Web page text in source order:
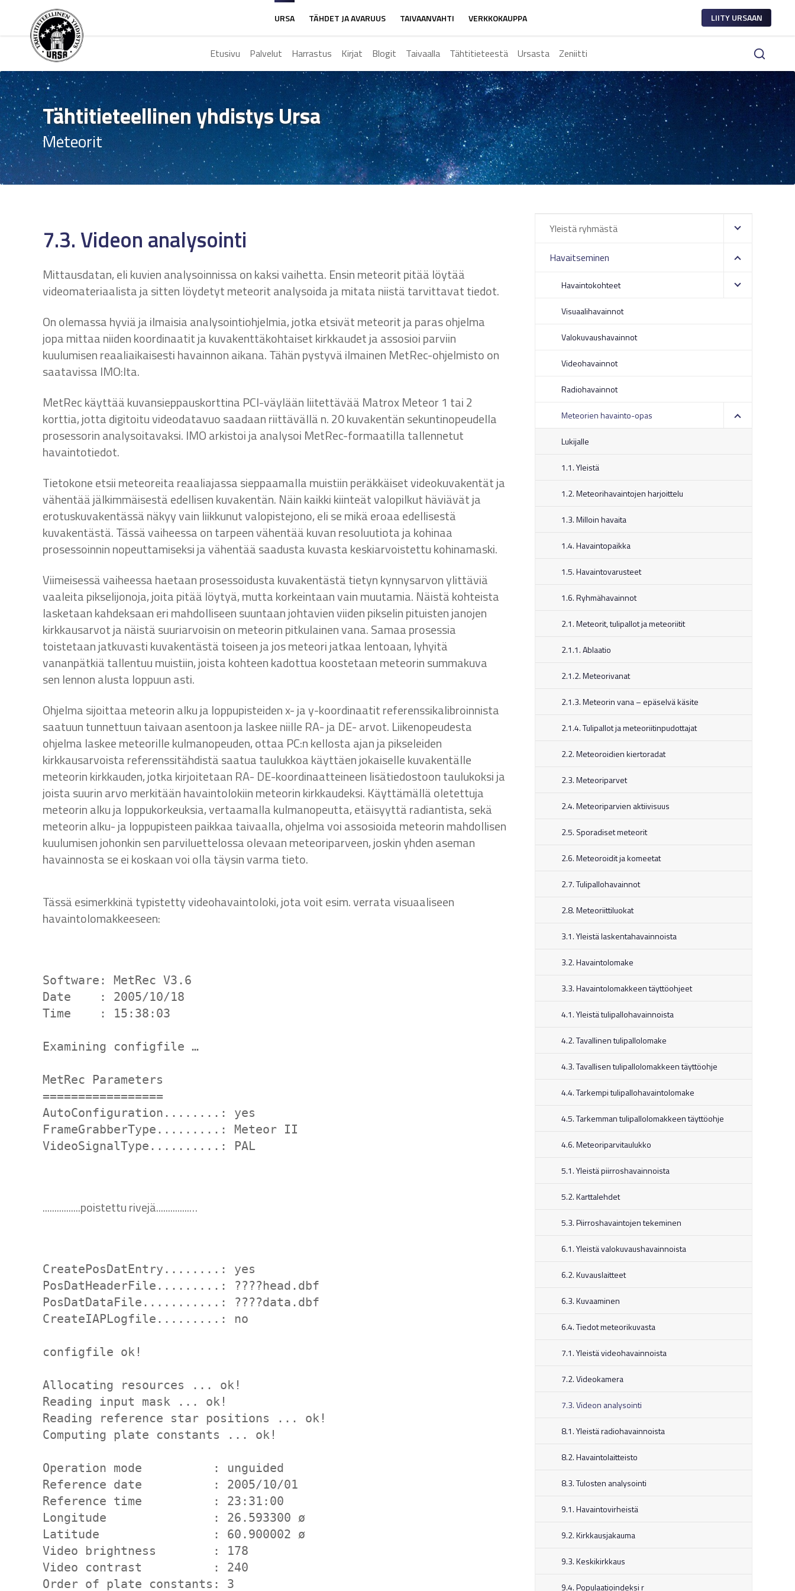
LIITY URSAAN
URSA TÄHDET JA AVARUUS TAIVAANVAHTI VERKKOKAUPPA
Etusivu Palvelut Harrastus Kirjat Blogit Taivaalla Tähtitieteestä Ursasta Zeniitti
Tähtitieteellinen yhdistys Ursa
Meteorit
7.3. Videon analysointi
Mittausdatan, eli kuvien analysoinnissa on kaksi vaihetta. Ensin meteorit pitää löytää
videomateriaalista ja sitten löydetyt meteorit analysoida ja mitata niistä tarvittavat tiedot.
On olemassa hyviä ja ilmaisia analysointiohjelmia, jotka etsivät meteorit ja paras ohjelma
jopa mittaa niiden koordinaatit ja kuvakenttäkohtaiset kirkkaudet ja assosioi parviin
kuulumisen reaaliaikaisesti havainnon aikana. Tähän pystyvä ilmainen MetRec-ohjelmisto on
saatavissa IMO:lta.
MetRec käyttää kuvansieppauskorttina PCI-väylään liitettävää Matrox Meteor 1 tai 2
korttia, jotta digitoitu videodatavuo saadaan riittävällä n. 20 kuvakentän sekuntinopeudella
prosessorin analysoitavaksi. IMO arkistoi ja analysoi MetRec-formaatilla tallennetut
havaintotiedot.
Tietokone etsii meteoreita reaaliajassa sieppaamalla muistiin peräkkäiset videokuvakentät ja
vähentää jälkimmäisestä edellisen kuvakentän. Näin kaikki kiinteät valopilkut häviävät ja
erotuskuvakentässä näkyy vain liikkunut valopistejono, eli se mikä eroaa edellisestä
kuvakentästä. Tässä vaiheessa on tarpeen vähentää kuvan resoluutiota ja kohinaa
prosessoinnin nopeuttamiseksi ja vähentää saadusta kuvasta keskiarvoistettu kohinamaski.
Viimeisessä vaiheessa haetaan prosessoidusta kuvakentästä tietyn kynnysarvon ylittäviä
vaaleita pikselijonoja, joita pitää löytyä, mutta korkeintaan vain muutamia. Näistä kohteista
lasketaan kahdeksaan eri mahdolliseen suuntaan johtavien viiden pikselin pituisten janojen
kirkkausarvot ja näistä suuriarvoisin on meteorin pitkulainen vana. Samaa prosessia
toistetaan jatkuvasti kuvakentästä toiseen ja jos meteori jatkaa lentoaan, lyhyitä
vananpätkiä tallentuu muistiin, joista kohteen kadottua koostetaan meteorin summakuva
sen lennon alusta loppuun asti.
Ohjelma sijoittaa meteorin alku ja loppupisteiden x- ja y-koordinaatit referenssikalibroinnista
saatuun tunnettuun taivaan asentoon ja laskee niille RA- ja DE- arvot. Liikenopeudesta
ohjelma laskee meteorille kulmanopeuden, ottaa PC:n kellosta ajan ja pikseleiden
kirkkausarvoista referenssitähdistä saatua taulukkoa käyttäen jokaiselle kuvakentälle
meteorin kirkkauden, jotka kirjoitetaan RA- DE-koordinaatteineen lisätiedostoon taulukoksi ja
joista suurin arvo merkitään havaintolokiin meteorin kirkkaudeksi. Käyttämällä oletettuja
meteorin alku ja loppukorkeuksia, vertaamalla kulmanopeutta, etäisyyttä radiantista, sekä
meteorin alku- ja loppupisteen paikkaa taivaalla, ohjelma voi assosioida meteorin mahdollisen
kuulumisen johonkin sen parviluettelossa olevaan meteoriparveen, joskin yhden aseman
havainnosta se ei koskaan voi olla täysin varma tieto.
Tässä esimerkkinä typistetty videohavaintoloki, jota voit esim. verrata visuaaliseen
havaintolomakkeeseen:
Software: MetRec V3.6
Date    : 2005/10/18
Time    : 15:38:03
Examining configfile …
MetRec Parameters
=================
AutoConfiguration........: yes
FrameGrabberType.........: Meteor II
VideoSignalType..........: PAL
................poistettu rivejä..............…
CreatePosDatEntry........: yes
PosDatHeaderFile.........: ????head.dbf
PosDatDataFile...........: ????data.dbf
CreateIAPLogfile.........: no
configfile ok!
Allocating resources ... ok!
Reading input mask ... ok!
Reading reference star positions ... ok!
Computing plate constants ... ok!
Operation mode          : unguided
Reference date          : 2005/10/01
Reference time          : 23:31:00
Longitude               : 26.593300 ø
Latitude                : 60.900002 ø
Video brightness        : 178
Video contrast          : 240
Order of plate constants: 3
Yleistä ryhmästä
Havaitseminen
Havaintokohteet
Visuaalihavainnot
Valokuvaushavainnot
Videohavainnot
Radiohavainnot
Meteorien havainto-opas
Lukijalle
1.1. Yleistä
1.2. Meteorihavaintojen harjoittelu
1.3. Milloin havaita
1.4. Havaintopaikka
1.5. Havaintovarusteet
1.6. Ryhmähavainnot
2.1. Meteorit, tulipallot ja meteoriitit
2.1.1. Ablaatio
2.1.2. Meteorivanat
2.1.3. Meteorin vana – epäselvä käsite
2.1.4. Tulipallot ja meteoriitinpudottajat
2.2. Meteoroidien kiertoradat
2.3. Meteoriparvet
2.4. Meteoriparvien aktiivisuus
2.5. Sporadiset meteorit
2.6. Meteoroidit ja komeetat
2.7. Tulipallohavainnot
2.8. Meteoriittiluokat
3.1. Yleistä laskentahavainnoista
3.2. Havaintolomake
3.3. Havaintolomakkeen täyttöohjeet
4.1. Yleistä tulipallohavainnoista
4.2. Tavallinen tulipallolomake
4.3. Tavallisen tulipallolomakkeen täyttöohje
4.4. Tarkempi tulipallohavaintolomake
4.5. Tarkemman tulipallolomakkeen täyttöohje
4.6. Meteoriparvitaulukko
5.1. Yleistä piirroshavainnoista
5.2. Karttalehdet
5.3. Piirroshavaintojen tekeminen
6.1. Yleistä valokuvaushavainnoista
6.2. Kuvauslaitteet
6.3. Kuvaaminen
6.4. Tiedot meteorikuvasta
7.1. Yleistä videohavainnoista
7.2. Videokamera
7.3. Videon analysointi
8.1. Yleistä radiohavainnoista
8.2. Havaintolaitteisto
8.3. Tulosten analysointi
9.1. Havaintovirheistä
9.2. Kirkkausjakauma
9.3. Keskikirkkaus
9.4. Populaatioindeksi r